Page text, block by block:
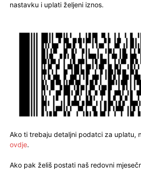
nastavku i uplati željeni iznos.
Ako ti trebaju detaljni podatci za uplatu,
ovdje.
Ako pak želiš postati naš redovni